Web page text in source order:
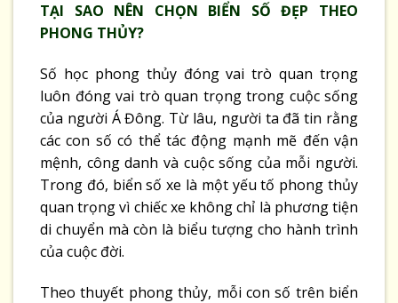
TẠI SAO NÊN CHỌN BIỂN SỐ ĐẸP THEO
PHONG THỦY?
Số học phong thủy đóng vai trò quan trọng
luôn đóng vai trò quan trọng trong cuộc sống
của người Á Đông. Từ lâu, người ta đã tin rằng
các con số có thể tác động mạnh mẽ đến vận
mệnh, công danh và cuộc sống của mỗi người.
Trong đó, biển số xe là một yếu tố phong thủy
quan trọng vì chiếc xe không chỉ là phương tiện
di chuyển mà còn là biểu tượng cho hành trình
của cuộc đời.
Theo thuyết phong thủy, mỗi con số trên biển